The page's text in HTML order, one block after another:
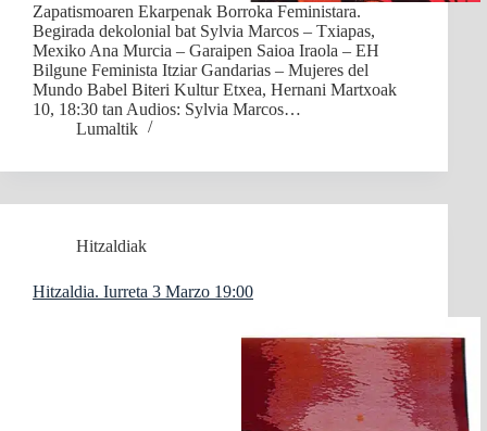
Zapatismoaren Ekarpenak Borroka Feministara.
Begirada dekolonial bat Sylvia Marcos – Txiapas,
Mexiko Ana Murcia – Garaipen Saioa Iraola – EH
Bilgune Feminista Itziar Gandarias – Mujeres del
Mundo Babel Biteri Kultur Etxea, Hernani Martxoak
10, 18:30 tan Audios: Sylvia Marcos…
Lumaltik
Hitzaldiak
Hitzaldia. Iurreta 3 Marzo 19:00